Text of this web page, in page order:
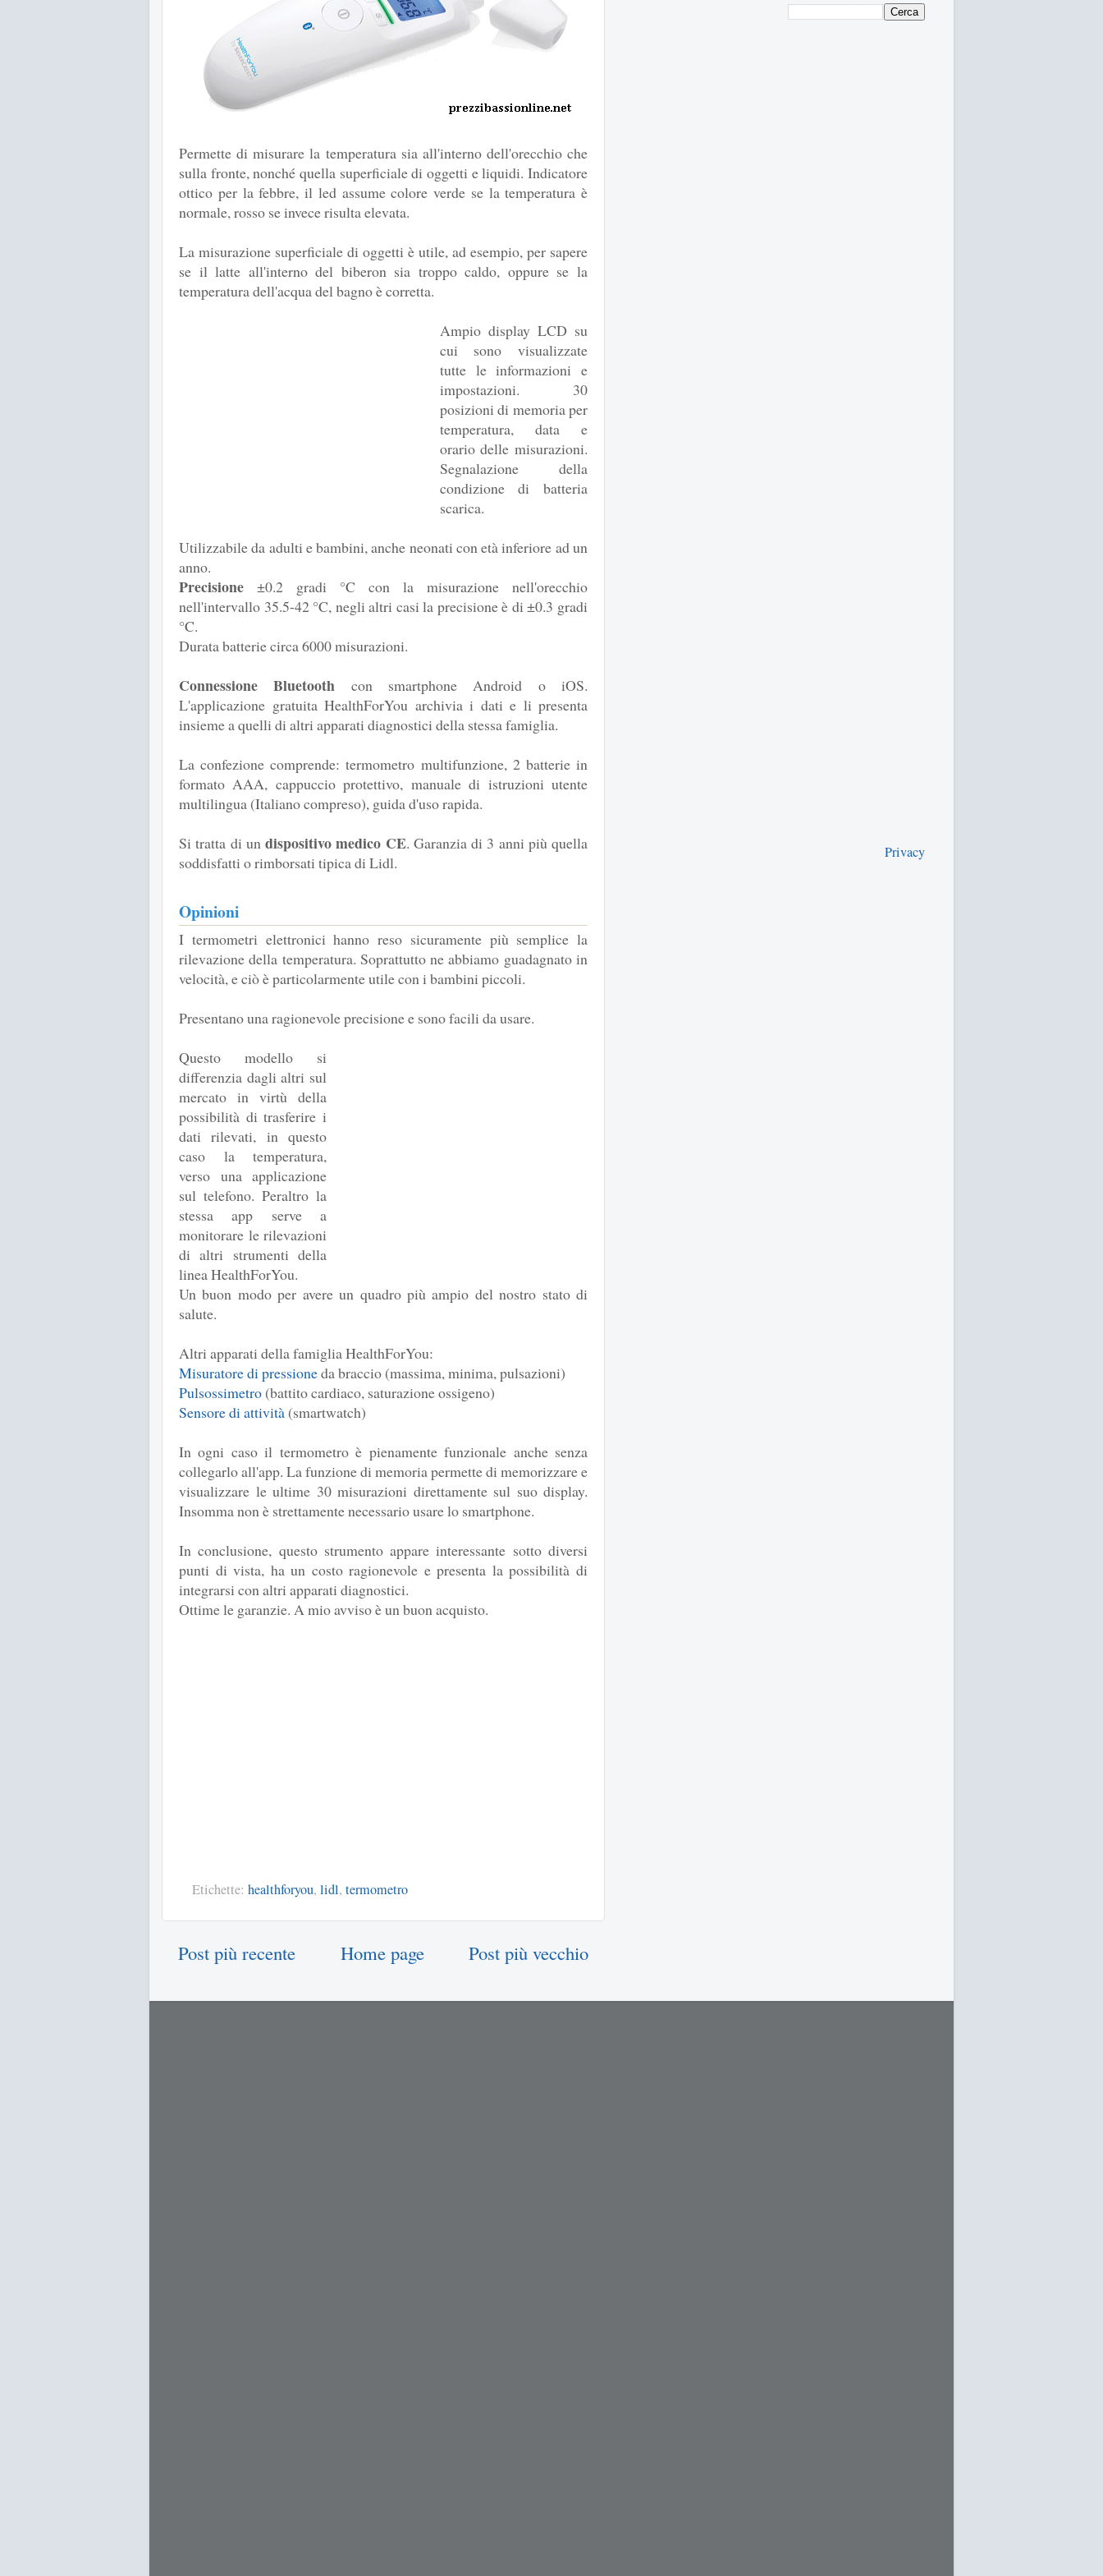
Permette di misurare la temperatura sia all'interno dell'orecchio che
sulla fronte, nonché quella superficiale di oggetti e liquidi. Indicatore
ottico per la febbre, il led assume colore verde se la temperatura è
normale, rosso se invece risulta elevata.
La misurazione superficiale di oggetti è utile, ad esempio, per sapere
se il latte all'interno del biberon sia troppo caldo, oppure se la
temperatura dell'acqua del bagno è corretta.
Ampio display LCD su
cui sono visualizzate
tutte le informazioni e
impostazioni. 30
posizioni di memoria per
temperatura, data e
orario delle misurazioni.
Segnalazione della
condizione di batteria
scarica.
Utilizzabile da adulti e bambini, anche neonati con età inferiore ad un
anno.
Precisione ±0.2 gradi °C con la misurazione nell'orecchio
nell'intervallo 35.5-42 °C, negli altri casi la precisione è di ±0.3 gradi
°C.
Durata batterie circa 6000 misurazioni.
Connessione Bluetooth con smartphone Android o iOS.
L'applicazione gratuita HealthForYou archivia i dati e li presenta
insieme a quelli di altri apparati diagnostici della stessa famiglia.
La confezione comprende: termometro multifunzione, 2 batterie in
formato AAA, cappuccio protettivo, manuale di istruzioni utente
multilingua (Italiano compreso), guida d'uso rapida.
Si tratta di un dispositivo medico CE. Garanzia di 3 anni più quella
soddisfatti o rimborsati tipica di Lidl.
Opinioni
I termometri elettronici hanno reso sicuramente più semplice la
rilevazione della temperatura. Soprattutto ne abbiamo guadagnato in
velocità, e ciò è particolarmente utile con i bambini piccoli.
Presentano una ragionevole precisione e sono facili da usare.
Questo modello si
differenzia dagli altri sul
mercato in virtù della
possibilità di trasferire i
dati rilevati, in questo
caso la temperatura,
verso una applicazione
sul telefono. Peraltro la
stessa app serve a
monitorare le rilevazioni
di altri strumenti della
linea HealthForYou.
Un buon modo per avere un quadro più ampio del nostro stato di
salute.
Altri apparati della famiglia HealthForYou:
Misuratore di pressioneda braccio (massima, minima, pulsazioni)
Pulsossimetro (battito cardiaco, saturazione ossigeno)
Sensore di attività (smartwatch)
In ogni caso il termometro è pienamente funzionale anche senza
collegarlo all'app. La funzione di memoria permette di memorizzare e
visualizzare le ultime 30 misurazioni direttamente sul suo display.
Insomma non è strettamente necessario usare lo smartphone.
In conclusione, questo strumento appare interessante sotto diversi
punti di vista, ha un costo ragionevole e presenta la possibilità di
integrarsi con altri apparati diagnostici.
Ottime le garanzie. A mio avviso è un buon acquisto.
Etichette:healthforyou,lidl,termometro
Post più recente Post più vecchio
Home page
Privacy